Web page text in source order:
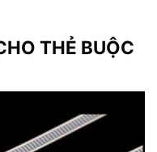
THẺ BUỘC